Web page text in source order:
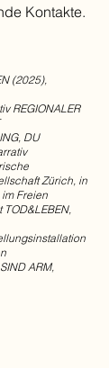
Kontakte.
(2025),
REGIONALER
DU
Zürich, in
Freien
ARM,